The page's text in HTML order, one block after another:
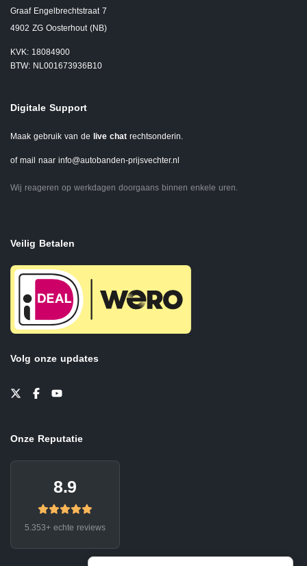
Graaf Engelbrechtstraat 7
4902 ZG Oosterhout (NB)
KVK: 18084900
BTW: NL001673936B10
Digitale Support
Maak gebruik van de live chat rechtsonderin.
of mail naar info@autobanden-prijsvechter.nl
Wij reageren op werkdagen doorgaans binnen enkele uren.
Veilig Betalen
Volg onze updates
Onze Reputatie
8.9
5.353+ echte reviews